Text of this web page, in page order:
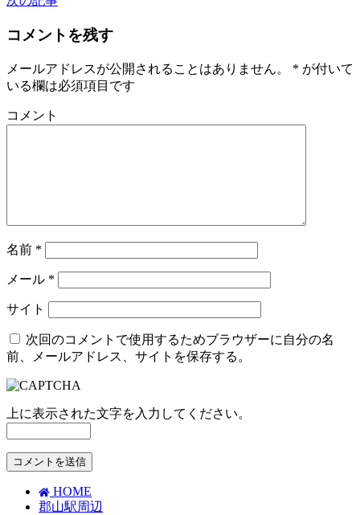
コメントを残す
メールアドレスが公開されることはありません。 * が付いて
いる欄は必須項目です
コメント
名前 *
メール *
サイト
次回のコメントで使用するためブラウザーに自分の名
前、メールアドレス、サイトを保存する。
上に表示された文字を入力してください。
HOME
郡山駅周辺